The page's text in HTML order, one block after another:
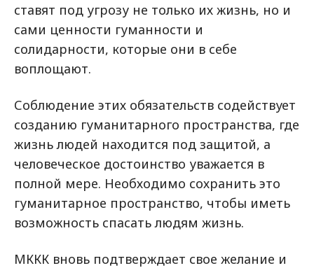
ставят под угрозу не только их жизнь, но и
сами ценности гуманности и
солидарности, которые они в себе
воплощают.
Соблюдение этих обязательств содействует
созданию гуманитарного пространства, где
жизнь людей находится под защитой, а
человеческое достоинство уважается в
полной мере. Необходимо сохранить это
гуманитарное пространство, чтобы иметь
возможность спасать людям жизнь.
МККК вновь подтверждает свое желание и